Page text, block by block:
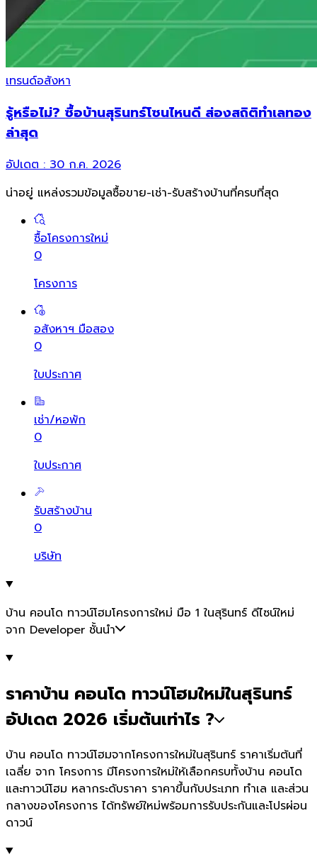
เทรนด์อสังหา
รู้หรือไม่? ซื้อบ้านสุรินทร์โซนไหนดี ส่องสถิติทำเลทอง
ล่าสุด
อัปเดต : 30 ก.ค. 2026
น่าอยู่ แหล่งรวมข้อมูลซื้อขาย-เช่า-รับสร้างบ้านที่ครบที่สุด
ซื้อโครงการใหม่
0
โครงการ
อสังหาฯ มือสอง
0
ใบประกาศ
เช่า/หอพัก
0
ใบประกาศ
รับสร้างบ้าน
0
บริษัท
บ้าน คอนโด ทาวน์โฮมโครงการใหม่ มือ 1 ในสุรินทร์ ดีไซน์ใหม่
จาก Developer ชั้นนำ
ราคาบ้าน คอนโด ทาวน์โฮมใหม่ในสุรินทร์
อัปเดต 2026 เริ่มต้นเท่าไร ?
บ้าน คอนโด ทาวน์โฮมจากโครงการใหม่ในสุรินทร์ ราคาเริ่มต้นที่
เฉลี่ย จาก โครงการ มีโครงการใหม่ให้เลือกครบทั้งบ้าน คอนโด
และทาวน์โฮม หลากระดับราคา ราคาขึ้นกับประเภท ทำเล และส่วน
กลางของโครงการ ได้ทรัพย์ใหม่พร้อมการรับประกันและโปรผ่อน
ดาวน์